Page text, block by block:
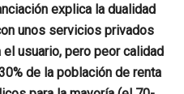
explica la dualidad
unos servicios privados
usuario, pero peor calidad
de la población de renta